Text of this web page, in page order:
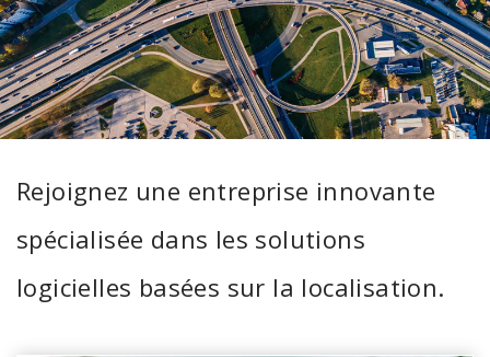
Rejoignez une entreprise innovante
spécialisée dans les solutions
logicielles basées sur la localisation.